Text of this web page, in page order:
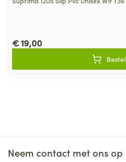
€ 19,00
Bestel
Neem contact met ons op